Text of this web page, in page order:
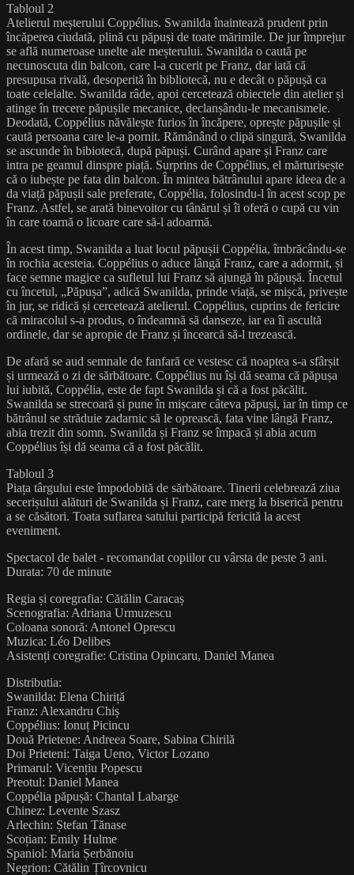
Tabloul 2
Atelierul meșterului Coppélius. Swanilda înaintează prudent prin
încăperea ciudată, plină cu păpuși de toate mărimile. De jur împrejur
se află numeroase unelte ale meșterului. Swanilda o caută pe
necunoscuta din balcon, care l-a cucerit pe Franz, dar iată că
presupusa rivală, desoperită în bibliotecă, nu e decât o păpușă ca
toate celelalte. Swanilda râde, apoi cercetează obiectele din atelier și
atinge în trecere păpușile mecanice, declanșându-le mecanismele.
Deodată, Coppélius năvălește furios în încăpere, oprește păpușile și
caută persoana care le-a pornit. Rămânând o clipă singură, Swanilda
se ascunde în bibiotecă, după păpuși. Curând apare și Franz care
intra pe geamul dinspre piață. Surprins de Coppélius, el mărturisește
că o iubește pe fata din balcon. În mintea bătrânului apare ideea de a
da viață păpușii sale preferate, Coppélia, folosindu-l în acest scop pe
Franz. Astfel, se arată binevoitor cu tânărul și îi oferă o cupă cu vin
în care toarnă o licoare care să-l adoarmă.
În acest timp, Swanilda a luat locul păpușii Coppélia, îmbrăcându-se
în rochia acesteia. Coppélius o aduce lângă Franz, care a adormit, și
face semne magice ca sufletul lui Franz să ajungă în păpușă. Încetul
cu încetul, „Păpușa”, adică Swanilda, prinde viață, se mișcă, privește
în jur, se ridică și cercetează atelierul. Coppélius, cuprins de fericire
că miracolul s-a produs, o îndeamnă să danseze, iar ea îi ascultă
ordinele, dar se apropie de Franz și încearcă să-l trezească.
De afară se aud semnale de fanfară ce vestesc că noaptea s-a sfârșit
și urmează o zi de sărbătoare. Coppélius nu își dă seama că păpușa
lui iubită, Coppélia, este de fapt Swanilda și că a fost păcălit.
Swanilda se strecoară și pune în mișcare câteva păpuși, iar în timp ce
bătrânul se străduie zadarnic să le oprească, fata vine lângă Franz,
abia trezit din somn. Swanilda și Franz se împacă și abia acum
Coppélius își dă seama că a fost păcălit.
Tabloul 3
Piața târgului este împodobită de sărbătoare. Tinerii celebrează ziua
secerișului alături de Swanilda și Franz, care merg la biserică pentru
a se căsători. Toata suflarea satului participă fericită la acest
eveniment.
Spectacol de balet - recomandat copiilor cu vârsta de peste 3 ani.
Durata: 70 de minute
Regia și coregrafia: Cătălin Caracaș
Scenografia: Adriana Urmuzescu
Coloana sonoră: Antonel Oprescu
Muzica: Léo Delibes
Asistenți coregrafie: Cristina Opincaru, Daniel Manea
Distributia:
Swanilda: Elena Chiriță
Franz: Alexandru Chiș
Coppélius: Ionuț Picincu
Două Prietene: Andreea Soare, Sabina Chirilă
Doi Prieteni: Taiga Ueno, Victor Lozano
Primarul: Vicențiu Popescu
Preotul: Daniel Manea
Coppélia păpușă: Chantal Labarge
Chinez: Levente Szasz
Arlechin: Ștefan Tănase
Scoțian: Emily Hulme
Spaniol: Maria Șerbănoiu
Negrion: Cătălin Țîrcovnicu